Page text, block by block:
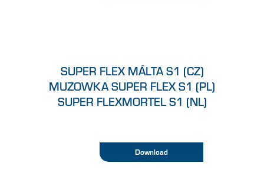
SUPER FLEX MÁLTA S1 (CZ)
MUZOWKA SUPER FLEX S1 (PL)
SUPER FLEXMORTEL S1 (NL)
Download